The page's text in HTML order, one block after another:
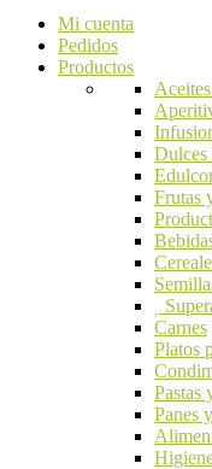
Mi cuenta
Pedidos
Productos
Dulces
Frutas
Carnes
Platos
Pastas
Panes